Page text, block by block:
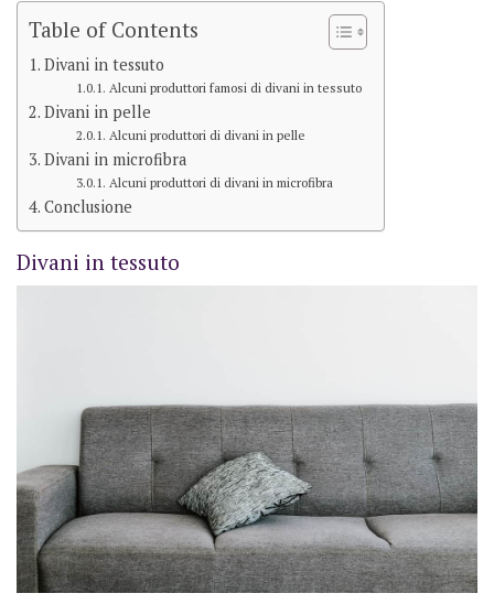
Table of Contents
Divani in tessuto
Alcuni produttori famosi di divani in tessuto
Divani in pelle
Alcuni produttori di divani in pelle
Divani in microfibra
Alcuni produttori di divani in microfibra
Conclusione
Divani in tessuto